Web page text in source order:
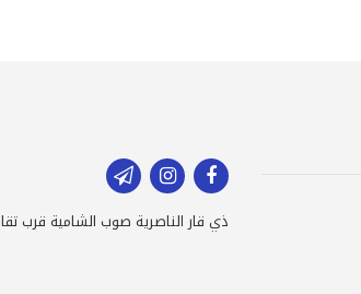
ذي قار الناصرية صوب الشامية قرب